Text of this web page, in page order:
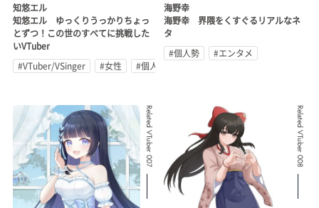
知悠エル
知悠エル ゆっくりうっかりちょっ
とずつ！この世のすべてに挑戦した
いVTuber
#VTuber/VSinger
#女性 #個人勢
海野幸
海野幸 界隈をくすぐるリアルなネ
タ
#個人勢
#エンタメ
Related VTuber 007 Related VTuber 008